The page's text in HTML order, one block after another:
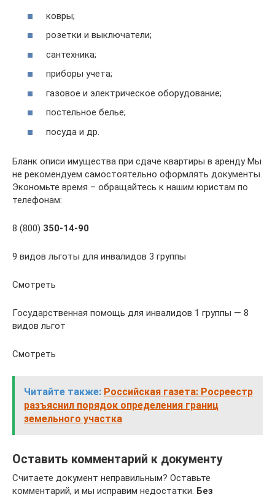
ковры;
розетки и выключатели;
сантехника;
приборы учета;
газовое и электрическое оборудование;
постельное белье;
посуда и др.
Бланк описи имущества при сдаче квартиры в аренду Мы
не рекомендуем самостоятельно оформлять документы.
Экономьте время – обращайтесь к нашим юристам по
телефонам:
8 (800) 350-14-90
9 видов льготы для инвалидов 3 группы
Смотреть
Государственная помощь для инвалидов 1 группы — 8
видов льгот
Смотреть
Читайте также: Российская газета: Росреестр
разъяснил порядок определения границ
земельного участка
Оставить комментарий к документу
Считаете документ неправильным? Оставьте
комментарий, и мы исправим недостатки. Без